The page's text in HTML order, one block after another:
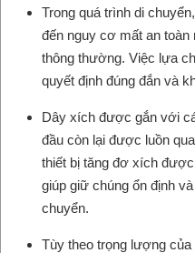
Trong quá trình di
đến nguy cơ mất an toàn
thông thường. Việc lựa
quyết định đúng đắn và
Dây xích được gắn với
đầu còn lại được luồn
thiết bị tăng đơ xích
giúp giữ chúng ổn định
chuyển.
Tùy theo trọng lượng